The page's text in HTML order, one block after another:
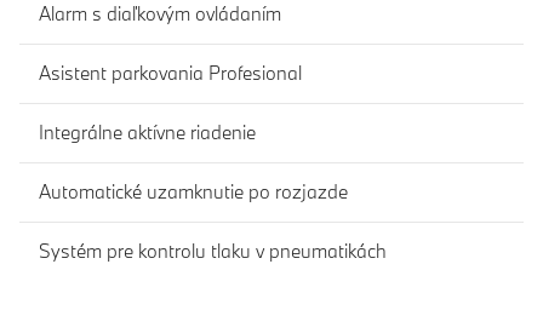
Alarm s diaľkovým ovládaním
Asistent parkovania Profesional
Integrálne aktívne riadenie
Automatické uzamknutie po rozjazde
Systém pre kontrolu tlaku v pneumatikách